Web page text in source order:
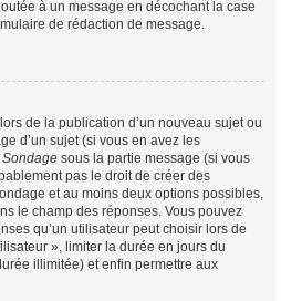
à un message en décochant la case
de rédaction de message.
de la publication d’un nouveau sujet ou
d’un sujet (si vous en avez les
Sondage sous la partie message (si vous
pas le droit de créer des
et au moins deux options possibles,
le champ des réponses. Vous pouvez
qu’un utilisateur peut choisir lors de
», limiter la durée en jours du
illimitée) et enfin permettre aux